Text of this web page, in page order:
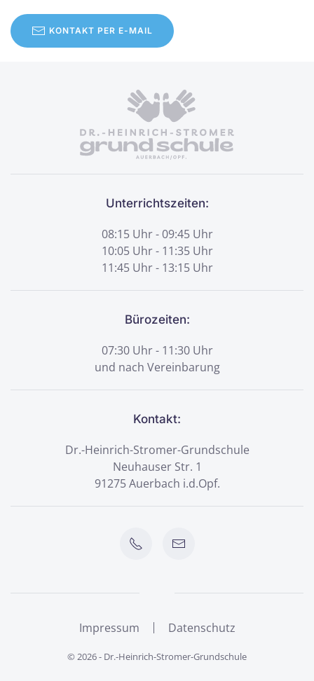
KONTAKT PER E-MAIL
Unterrichtszeiten:
08:15 Uhr - 09:45 Uhr
10:05 Uhr - 11:35 Uhr
11:45 Uhr - 13:15 Uhr
Bürozeiten:
07:30 Uhr - 11:30 Uhr
und nach Vereinbarung
Kontakt:
Dr.-Heinrich-Stromer-Grundschule
Neuhauser Str. 1
91275 Auerbach i.d.Opf.
Impressum Datenschutz
©2026- Dr.-Heinrich-Stromer-Grundschule